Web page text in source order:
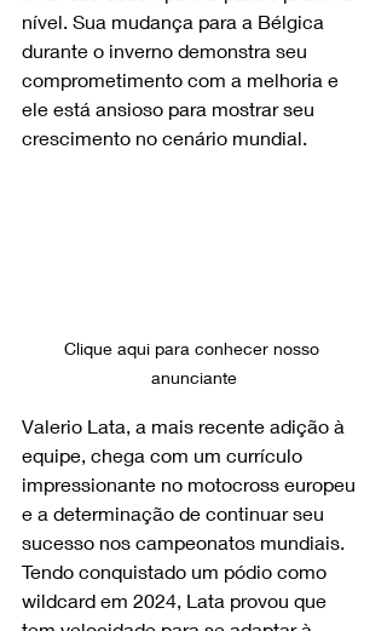
nível. Sua mudança para a Bélgica
durante o inverno demonstra seu
comprometimento com a melhoria e
ele está ansioso para mostrar seu
crescimento no cenário mundial.
Clique aqui para conhecer nosso
anunciante
Valerio Lata, a mais recente adição à
equipe, chega com um currículo
impressionante no motocross europeu
e a determinação de continuar seu
sucesso nos campeonatos mundiais.
Tendo conquistado um pódio como
wildcard em 2024, Lata provou que